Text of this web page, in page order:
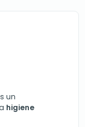
un
higiene